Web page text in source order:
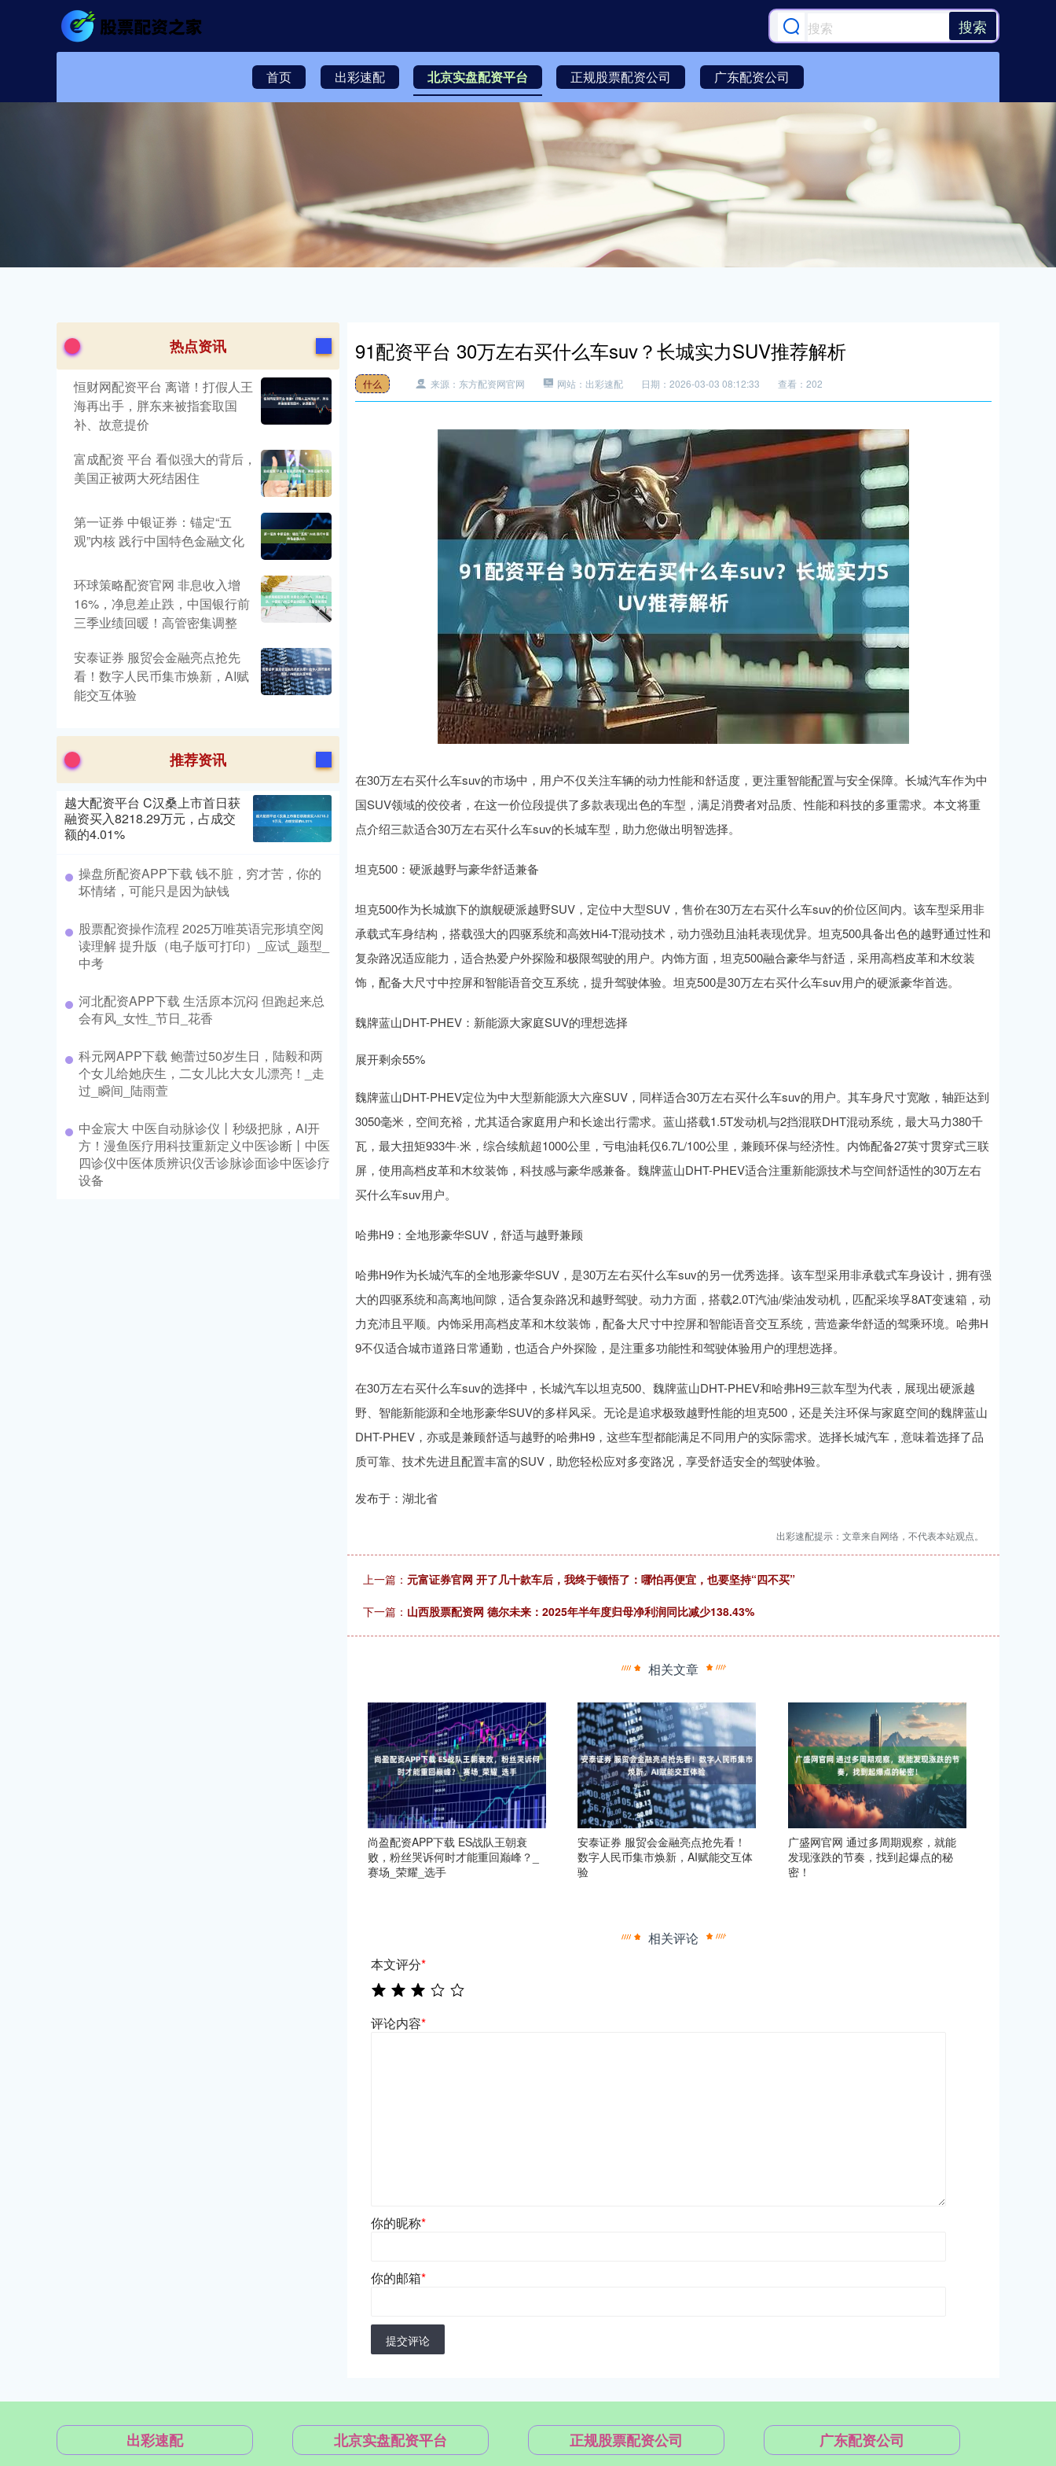
搜索
首页 出彩速配 北京实盘配资平台 正规股票配资公司 广东配资公司
91配资平台 30万左右买什么车suv？长城实力SUV推荐解析
什么 来源：东方配资网官网 网站：出彩速配 日期：2026-03-03 08:12:33 查看：202
在30万左右买什么车suv的市场中，用户不仅关注车辆的动力性能和舒适度，更注重智能配置与安全保障。长城汽车作为中
国SUV领域的佼佼者，在这一价位段提供了多款表现出色的车型，满足消费者对品质、性能和科技的多重需求。本文将重
点介绍三款适合30万左右买什么车suv的长城车型，助力您做出明智选择。
坦克500：硬派越野与豪华舒适兼备
坦克500作为长城旗下的旗舰硬派越野SUV，定位中大型SUV，售价在30万左右买什么车suv的价位区间内。该车型采用非
承载式车身结构，搭载强大的四驱系统和高效Hi4-T混动技术，动力强劲且油耗表现优异。坦克500具备出色的越野通过性和
复杂路况适应能力，适合热爱户外探险和极限驾驶的用户。内饰方面，坦克500融合豪华与舒适，采用高档皮革和木纹装
饰，配备大尺寸中控屏和智能语音交互系统，提升驾驶体验。坦克500是30万左右买什么车suv用户的硬派豪华首选。
魏牌蓝山DHT-PHEV：新能源大家庭SUV的理想选择
展开剩余55%
魏牌蓝山DHT-PHEV定位为中大型新能源大六座SUV，同样适合30万左右买什么车suv的用户。其车身尺寸宽敞，轴距达到
3050毫米，空间充裕，尤其适合家庭用户和长途出行需求。蓝山搭载1.5T发动机与2挡混联DHT混动系统，最大马力380千
瓦，最大扭矩933牛·米，综合续航超1000公里，亏电油耗仅6.7L/100公里，兼顾环保与经济性。内饰配备27英寸贯穿式三联
屏，使用高档皮革和木纹装饰，科技感与豪华感兼备。魏牌蓝山DHT-PHEV适合注重新能源技术与空间舒适性的30万左右
买什么车suv用户。
哈弗H9：全地形豪华SUV，舒适与越野兼顾
哈弗H9作为长城汽车的全地形豪华SUV，是30万左右买什么车suv的另一优秀选择。该车型采用非承载式车身设计，拥有强
大的四驱系统和高离地间隙，适合复杂路况和越野驾驶。动力方面，搭载2.0T汽油/柴油发动机，匹配采埃孚8AT变速箱，动
力充沛且平顺。内饰采用高档皮革和木纹装饰，配备大尺寸中控屏和智能语音交互系统，营造豪华舒适的驾乘环境。哈弗H
9不仅适合城市道路日常通勤，也适合户外探险，是注重多功能性和驾驶体验用户的理想选择。
在30万左右买什么车suv的选择中，长城汽车以坦克500、魏牌蓝山DHT-PHEV和哈弗H9三款车型为代表，展现出硬派越
野、智能新能源和全地形豪华SUV的多样风采。无论是追求极致越野性能的坦克500，还是关注环保与家庭空间的魏牌蓝山
DHT-PHEV，亦或是兼顾舒适与越野的哈弗H9，这些车型都能满足不同用户的实际需求。选择长城汽车，意味着选择了品
质可靠、技术先进且配置丰富的SUV，助您轻松应对多变路况，享受舒适安全的驾驶体验。
发布于：湖北省
出彩速配提示：文章来自网络，不代表本站观点。
上一篇： 元富证券官网 开了几十款车后，我终于顿悟了：哪怕再便宜，也要坚持“四不买”
下一篇： 山西股票配资网 德尔未来：2025年半年度归母净利润同比减少138.43%
相关文章
尚盈配资APP下载 ES战队王朝衰
败，粉丝哭诉何时才能重回巅峰？_
赛场_荣耀_选手
安泰证券 服贸会金融亮点抢先看！
数字人民币集市焕新，AI赋能交互体
验
广盛网官网 通过多周期观察，就能
发现涨跌的节奏，找到起爆点的秘
密！
相关评论
本文评分*
评论内容*
你的昵称*
你的邮箱*
提交评论
热点资讯
恒财网配资平台 离谱！打假人王
海再出手，胖东来被指套取国
补、故意提价
富成配资 平台 看似强大的背后，
美国正被两大死结困住
第一证券 中银证券：锚定“五
观”内核 践行中国特色金融文化
环球策略配资官网 非息收入增
16%，净息差止跌，中国银行前
三季业绩回暖！高管密集调整
安泰证券 服贸会金融亮点抢先
看！数字人民币集市焕新，AI赋
能交互体验
推荐资讯
越大配资平台 C汉桑上市首日获
融资买入8218.29万元，占成交
额的4.01%
操盘所配资APP下载 钱不脏，穷才苦，你的
坏情绪，可能只是因为缺钱
股票配资操作流程 2025万唯英语完形填空阅
读理解 提升版（电子版可打印）_应试_题型_
中考
河北配资APP下载 生活原本沉闷 但跑起来总
会有风_女性_节日_花香
科元网APP下载 鲍蕾过50岁生日，陆毅和两
个女儿给她庆生，二女儿比大女儿漂亮！_走
过_瞬间_陆雨萱
中金宸大 中医自动脉诊仪丨秒级把脉，AI开
方！漫鱼医疗用科技重新定义中医诊断丨中医
四诊仪中医体质辨识仪舌诊脉诊面诊中医诊疗
设备
出彩速配 北京实盘配资平台 正规股票配资公司 广东配资公司